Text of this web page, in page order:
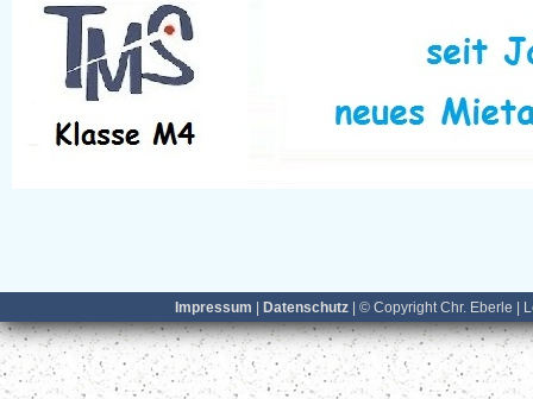
Impressum Datenschutz | © Copyright Chr. Eberle |